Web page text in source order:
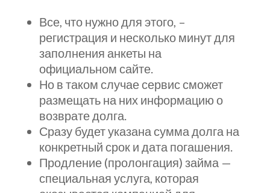
Все, что нужно для этого, –
регистрация и несколько минут для
заполнения анкеты на
официальном сайте.
Но в таком случае сервис сможет
размещать на них информацию о
возврате долга.
Сразу будет указана сумма долга на
конкретный срок и дата погашения.
Продление (пролонгация) займа —
специальная услуга, которая